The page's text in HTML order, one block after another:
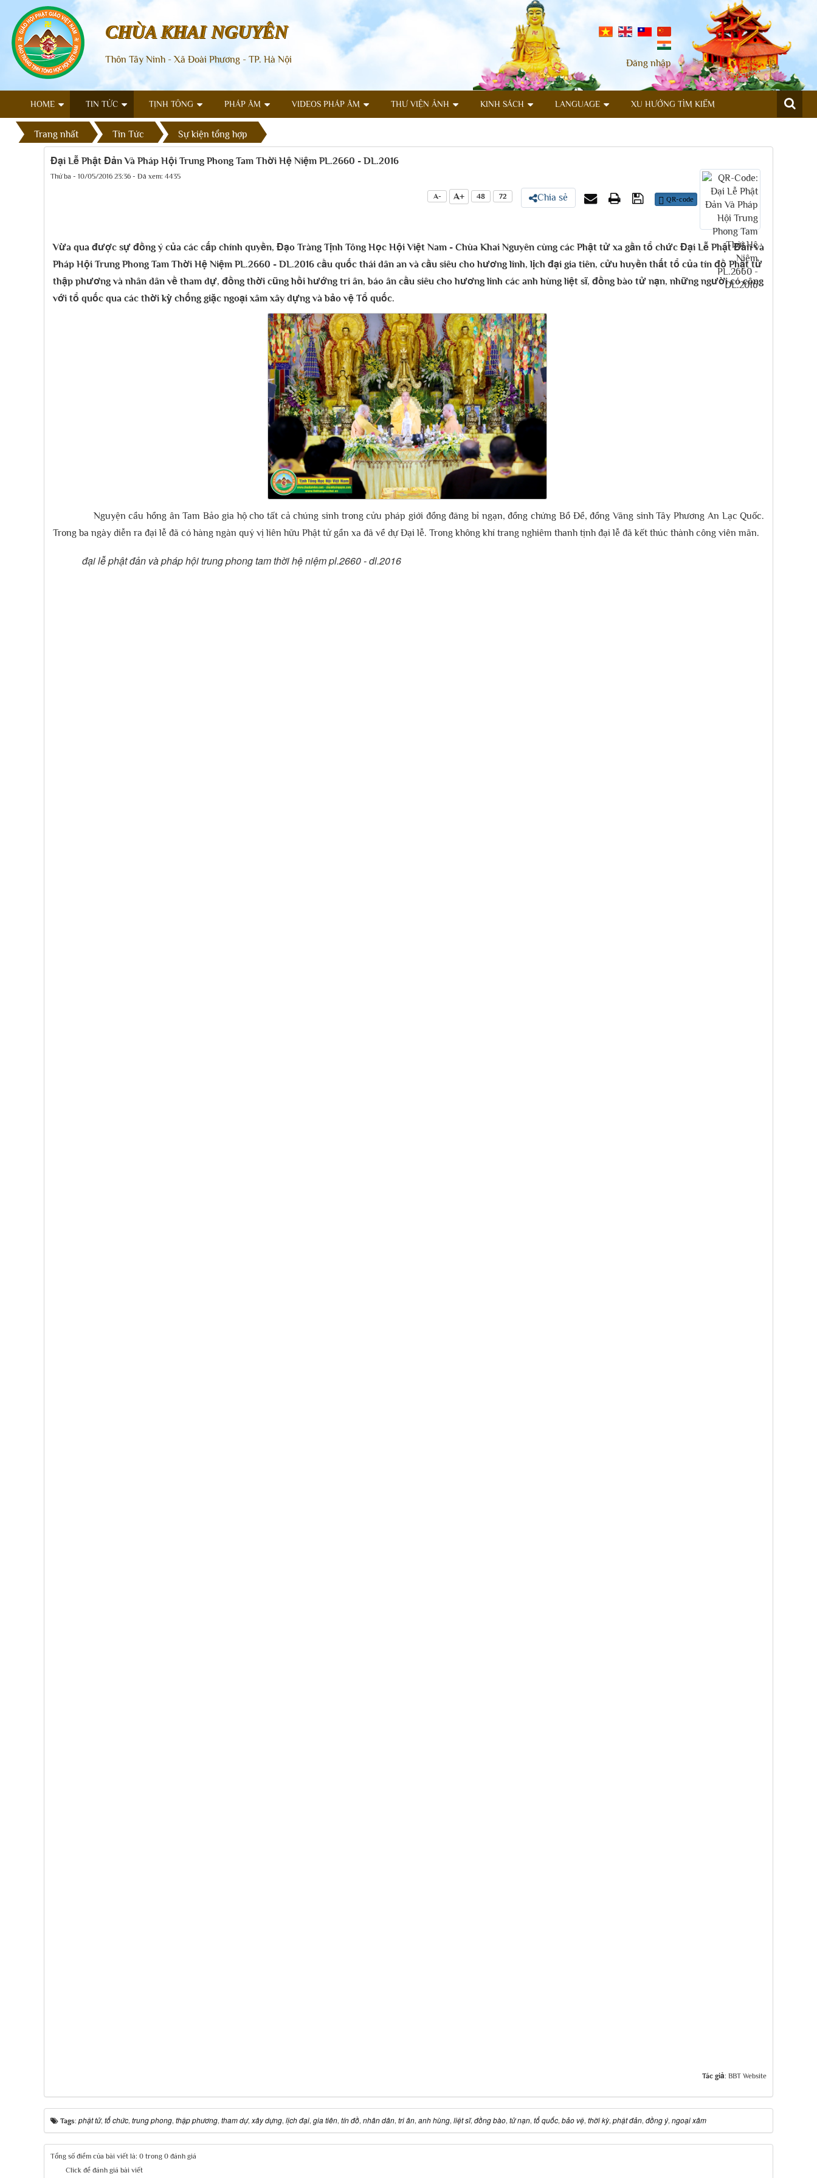
Đăng nhập
CHÙA KHAI NGUYÊN
Thôn Tây Ninh - Xã Đoài Phương - TP. Hà Nội
HOME TIN TỨC TỊNH TÔNG PHÁP ÂM VIDEOS PHÁP ÂM THƯ VIỆN ẢNH KINH SÁCH LANGUAGE XU HƯỚNG TÌM KIẾM
Trang nhất Tin Tức Sự kiện tổng hợp
Đại Lễ Phật Đản Và Pháp Hội Trung Phong Tam Thời Hệ Niệm PL.2660 - DL.2016
Thứ ba - 10/05/2016 23:36 - Đã xem: 4435
A- A+ 48 72 Chia sẻ QR-code
Vừa qua được sự đồng ý của các cấp chính quyền, Đạo Tràng Tịnh Tông Học Hội Việt Nam - Chùa Khai Nguyên cùng các Phật tử xa gần tổ chức Đại Lễ Phật Đản và
Pháp Hội Trung Phong Tam Thời Hệ Niệm PL.2660 - DL.2016 cầu quốc thái dân an và cầu siêu cho hương linh, lịch đại gia tiên, cửu huyền thất tổ của tín đồ Phật tử
thập phương và nhân dân về tham dự, đồng thời cũng hồi hướng tri ân, báo ân cầu siêu cho hương linh các anh hùng liệt sĩ, đồng bào tử nạn, những người có công
với tổ quốc qua các thời kỳ chống giặc ngoại xâm xây dựng và bảo vệ Tổ quốc.
Nguyện cầu hồng ân Tam Bảo gia hộ cho tất cả chúng sinh trong cửu pháp giới đồng đăng bỉ ngạn, đồng chứng Bồ Đề, đồng Vãng sinh Tây Phương An Lạc Quốc.
Trong ba ngày diễn ra đại lễ đã có hàng ngàn quý vị liên hữu Phật tử gần xa đã về dự Đại lễ. Trong không khí trang nghiêm thanh tịnh đại lễ đã kết thúc thành công viên mãn.
đại lễ phật đản và pháp hội trung phong tam thời hệ niệm pl.2660 - dl.2016
Tác giả: BBT Website
Tags: phật tử, tổ chức, trung phong, thập phương, tham dự,xây dựng, lịch đại, gia tiên, tín đồ, nhân dân, tri ân, anh hùng, liệt sĩ, đồng bào, tử nạn, tổ quốc, bảo vệ, thời kỳ, phật đản, đồng ý, ngoại xâm
Tổng số điểm của bài viết là: 0 trong 0 đánh giá
Click để đánh giá bài viết